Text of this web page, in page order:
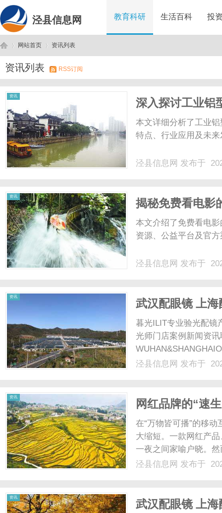
泾县信息网 教育科研 生活百科 投
泾 ›
网站首页
›
资讯列表
资讯列表 RSS订阅
资讯
深入探讨工业铝
发展趋势
本文详细分析了工业
特点、行业应用及未
泾县信息网 发布于
资讯
揭秘免费看电影
本文介绍了免费看电
资源、公益平台及官
泾县信息网 发布于
资讯
武汉配眼镜 上海
暮光ILIT专业验光配镜
光师门店案例新闻资
配镜的写字楼眼镜店
泾县信息网 发布于
资讯
网红品牌的“速
变现的知产焦虑
在“万物皆可播”的移
大缩短。一款网红产
一夜之间家喻户晓。然
在享受流量红利的同
泾县信息网 发布于
资讯
武汉配眼镜 上海